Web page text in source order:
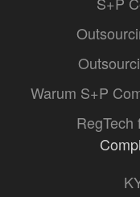
Warum S+P
RegTech